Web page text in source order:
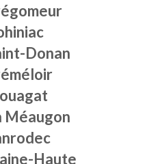
Donan
Méaugon
Haute